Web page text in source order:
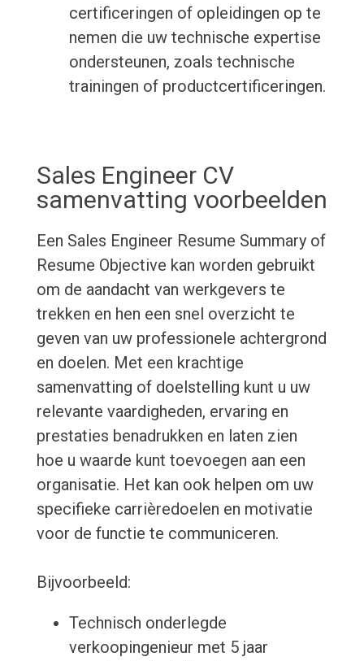
certificeringen of opleidingen op te
nemen die uw technische expertise
ondersteunen, zoals technische
trainingen of productcertificeringen.
Sales Engineer CV
samenvatting voorbeelden
Een Sales Engineer Resume Summary of
Resume Objective kan worden gebruikt
om de aandacht van werkgevers te
trekken en hen een snel overzicht te
geven van uw professionele achtergrond
en doelen. Met een krachtige
samenvatting of doelstelling kunt u uw
relevante vaardigheden, ervaring en
prestaties benadrukken en laten zien
hoe u waarde kunt toevoegen aan een
organisatie. Het kan ook helpen om uw
specifieke carrièredoelen en motivatie
voor de functie te communiceren.
Bijvoorbeeld:
Technisch onderlegde
verkoopingenieur met 5 jaar